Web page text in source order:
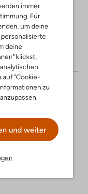
immer
Für
um deine
deine
klickst,
auf "Cookie-
zu
und weiter
Gummi